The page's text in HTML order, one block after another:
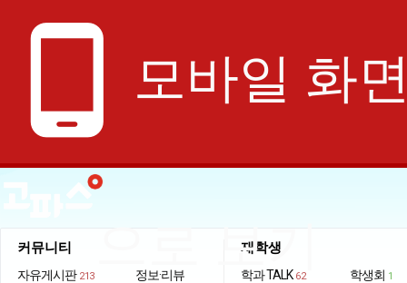
phone_android 모바일 화
으로 보기
커뮤니티
자유게시판 213
정보·리뷰
재학생
학과 TALK 62 학생회 1